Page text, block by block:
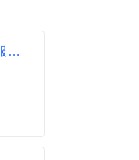
品川蘭內湖店-外場餐飲服務專員